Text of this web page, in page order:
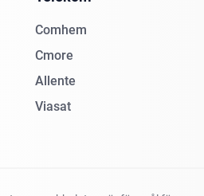
Comhem
Cmore
Allente
Viasat